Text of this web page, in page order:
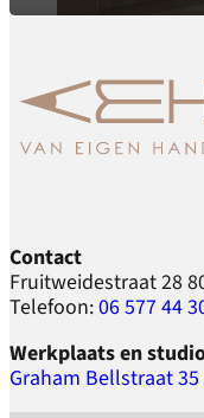
Contact
Fruitweidestraat 28
Telefoon:06 577 44
Werkplaats en
Graham Bellstraat